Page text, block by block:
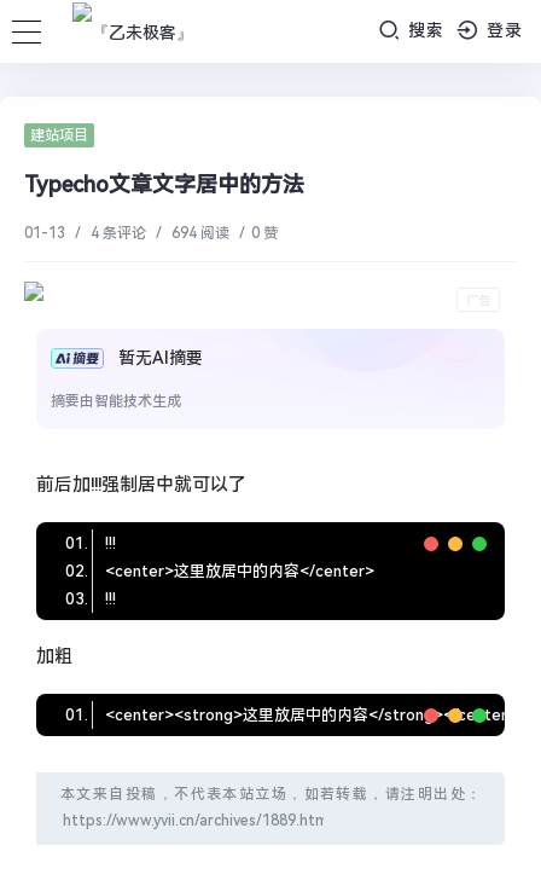
搜索 登录
建站项目
Typecho文章文字居中的方法
01-13 / 4 条评论 / 694 阅读 / 0 赞
暂无AI摘要
摘要由智能技术生成
前后加!!!强制居中就可以了
加粗
本文来自投稿，不代表本站立场，如若转载，请注明出处：